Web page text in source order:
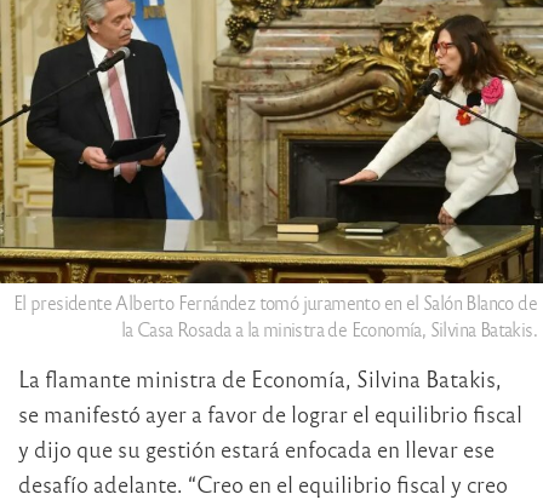
El presidente Alberto Fernández tomó juramento en el Salón Blanco de
la Casa Rosada a la ministra de Economía, Silvina Batakis.
La flamante ministra de Economía, Silvina Batakis,
se manifestó ayer a favor de lograr el equilibrio fiscal
y dijo que su gestión estará enfocada en llevar ese
desafío adelante. “Creo en el equilibrio fiscal y creo